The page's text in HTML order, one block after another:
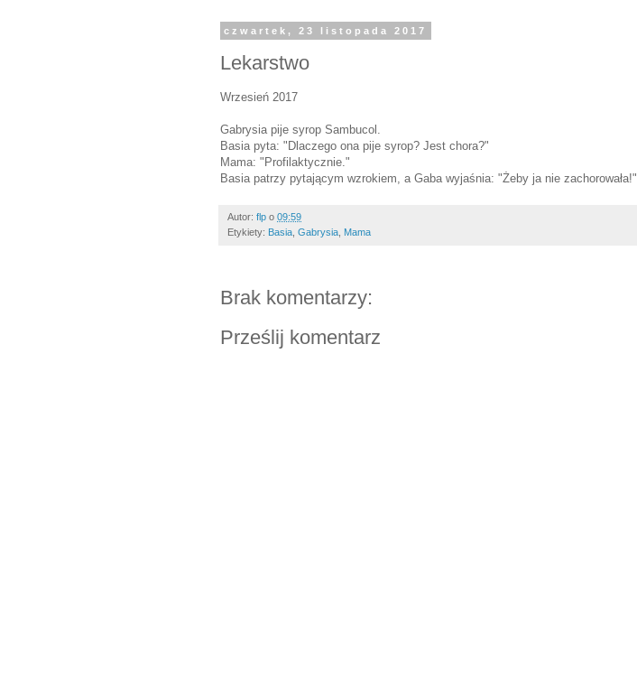
czwartek, 23 listopada 2017
Lekarstwo
Wrzesień 2017
Gabrysia pije syrop Sambucol.
Basia pyta: "Dlaczego ona pije syrop? Jest chora?"
Mama: "Profilaktycznie."
Basia patrzy pytającym wzrokiem, a Gaba wyjaśnia: "Żeby ja nie zachorowała!"
Autor: flp o 09:59
Etykiety: Basia Gabrysia Mama
Brak komentarzy:
Prześlij komentarz